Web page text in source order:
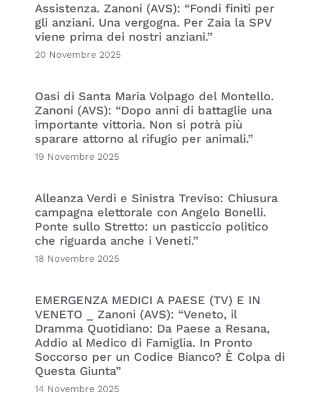
Assistenza. Zanoni (AVS): “Fondi finiti per
gli anziani. Una vergogna. Per Zaia la SPV
viene prima dei nostri anziani.”
20 Novembre 2025
Oasi di Santa Maria Volpago del Montello.
Zanoni (AVS): “Dopo anni di battaglie una
importante vittoria. Non si potrà più
sparare attorno al rifugio per animali.”
19 Novembre 2025
Alleanza Verdi e Sinistra Treviso: Chiusura
campagna elettorale con Angelo Bonelli.
Ponte sullo Stretto: un pasticcio politico
che riguarda anche i Veneti.”
18 Novembre 2025
EMERGENZA MEDICI A PAESE (TV) E IN
VENETO _ Zanoni (AVS): “Veneto, il
Dramma Quotidiano: Da Paese a Resana,
Addio al Medico di Famiglia. In Pronto
Soccorso per un Codice Bianco? È Colpa di
Questa Giunta”
14 Novembre 2025